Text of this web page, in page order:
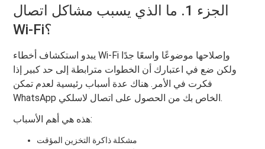
الجزء 1. ما الذي يسبب مشاكل اتصال
Wi-Fi؟
يبدو استكشاف أخطاء Wi-Fi وإصلاحها موضوعًا واسعًا جدًا
ولكن ضع في اعتبارك أن الخطوات مترابطة إلى حد كبير إذا
فكرت في الأمر. هناك عدة أسباب رئيسية لعدم تمكن
WhatsApp الخاص بك من الحصول على اتصال لاسلكي.
هذه هي أهم الأسباب:
مشكلة ذاكرة التخزين المؤقت